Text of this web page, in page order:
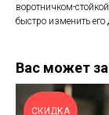
воротничком-
быстро изменить его
Вас может
СКИДКА